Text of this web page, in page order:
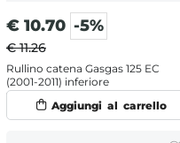
€ 10.70 -5%
€ 11.26
Rullino catena Gasgas 125 EC
(2001-2011) inferiore